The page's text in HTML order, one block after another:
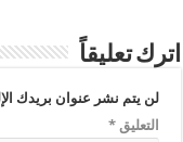
اترك تعليقاً
لن يتم نشر عنوان بريدك
التعليق*